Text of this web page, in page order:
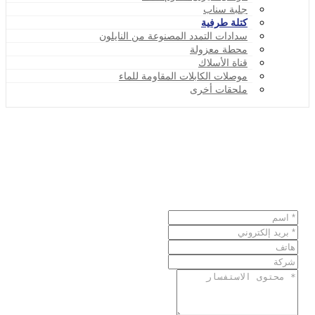
جلبة سناب
كتلة طرفية
سدادات التمدد المصنوعة من النايلون
محطة معزولة
قناة الأسلاك
موصلات الكابلات المقاومة للماء
ملحقات أخرى